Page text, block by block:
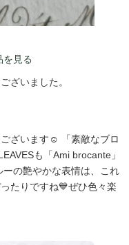
見る
ざいました。
ざいます☺️ 「素敵なブロ
も「Ami brocante」
の艶やかな表情は、これ
たりですね💙ぜひ色々楽